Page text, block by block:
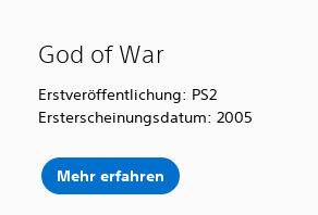
God of War
Erstveröffentlichung: PS2
Ersterscheinungsdatum: 2005
Mehr erfahren